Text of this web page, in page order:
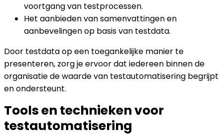
voortgang van testprocessen.
Het aanbieden van samenvattingen en
aanbevelingen op basis van testdata.
Door testdata op een toegankelijke manier te
presenteren, zorg je ervoor dat iedereen binnen de
organisatie de waarde van testautomatisering begrijpt
en ondersteunt.
Tools en technieken voor
testautomatisering